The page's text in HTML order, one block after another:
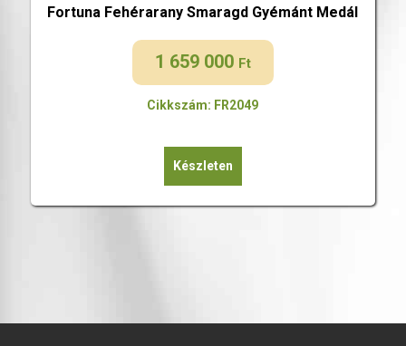
Fortuna Fehérarany Smaragd Gyémánt Medál
1 659 000 Ft
Cikkszám: FR2049
Készleten